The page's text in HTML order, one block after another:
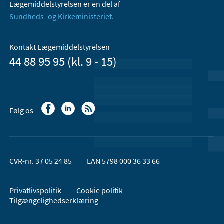
Lægemiddelstyrelsen er en del af
Sundheds- og Kirkeministeriet.
Kontakt Lægemiddelstyrelsen
44 88 95 95 (kl. 9 - 15)
Følg os
CVR-nr. 37 05 24 85 EAN 5798 000 36 33 66
Privatlivspolitik
Cookie politik
Tilgængelighedserklæring